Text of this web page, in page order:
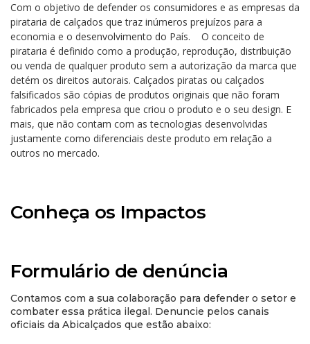
Com o objetivo de defender os consumidores e as empresas da
pirataria de calçados que traz inúmeros prejuízos para a
economia e o desenvolvimento do País. O conceito de
pirataria é definido como a produção, reprodução, distribuição
ou venda de qualquer produto sem a autorização da marca que
detém os direitos autorais. Calçados piratas ou calçados
falsificados são cópias de produtos originais que não foram
fabricados pela empresa que criou o produto e o seu design. E
mais, que não contam com as tecnologias desenvolvidas
justamente como diferenciais deste produto em relação a
outros no mercado.
Conheça os Impactos
Formulário de denúncia
Contamos com a sua colaboração para defender o setor e
combater essa prática ilegal. Denuncie pelos canais
oficiais da Abicalçados que estão abaixo: